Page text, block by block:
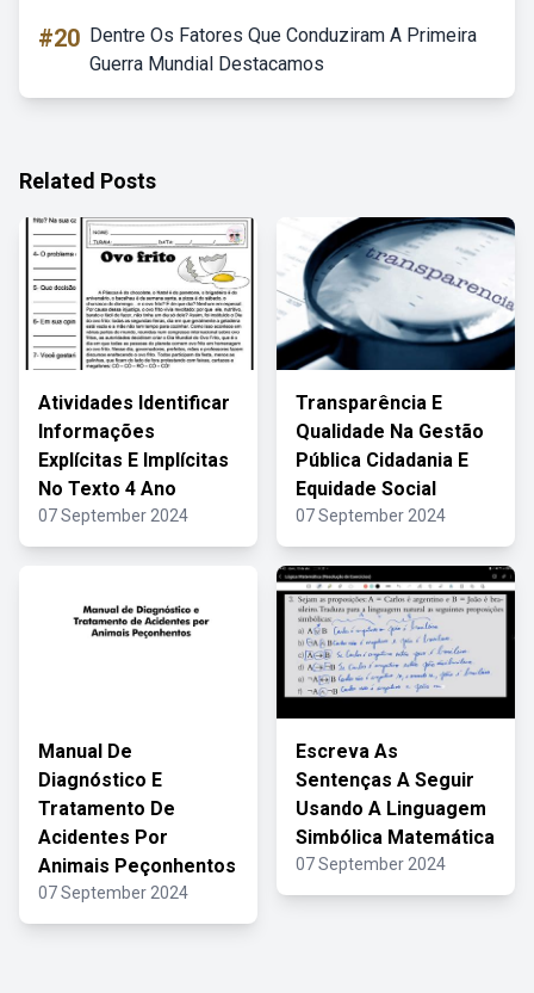
#20 Dentre Os Fatores Que Conduziram A Primeira
Guerra Mundial Destacamos
Related Posts
Atividades Identificar
Informações
Explícitas E Implícitas
No Texto 4 Ano
07 September 2024
Transparência E
Qualidade Na Gestão
Pública Cidadania E
Equidade Social
07 September 2024
Manual De
Diagnóstico E
Tratamento De
Acidentes Por
Animais Peçonhentos
07 September 2024
Escreva As
Sentenças A Seguir
Usando A Linguagem
Simbólica Matemática
07 September 2024